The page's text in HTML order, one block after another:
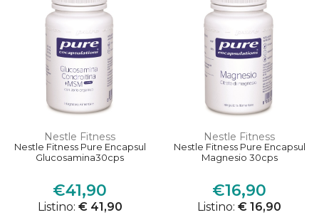
Nestle Fitness
Nestle Fitness Pure Encapsul
Glucosamina30cps
€41,90
Listino: € 41,90
Nestle Fitness
Nestle Fitness Pure Encapsul
Magnesio 30cps
€16,90
Listino: € 16,90